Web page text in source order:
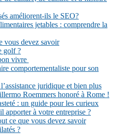
améliorent-ils le SEO?
jetables : comprendre la
vous devez savoir
golf ?
vivre
comportementaliste pour son
juridique et bien plus
Roemmers honoré à Rome !
: un guide pour les curieux
apporter à votre entreprise ?
ce que vous devez savoir
?